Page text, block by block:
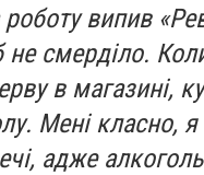
випив
смерділо.
в магазині,
Мені класно,
адже